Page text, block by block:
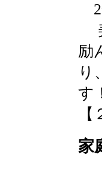
2
励
り
す
家